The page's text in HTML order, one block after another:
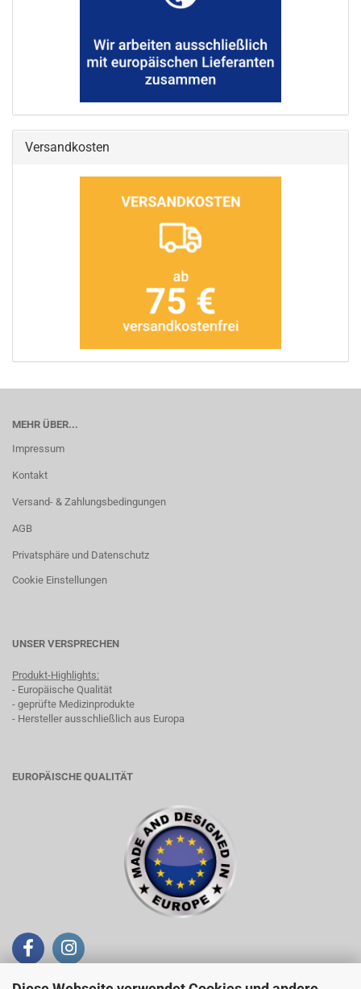
Versandkosten
MEHR ÜBER...
Impressum
Kontakt
Versand- & Zahlungsbedingungen
AGB
Privatsphäre und Datenschutz
Cookie Einstellungen
UNSER VERSPRECHEN
Produkt-Highlights:
- Europäische Qualität
- geprüfte Medizinprodukte
- Hersteller ausschließlich aus Europa
EUROPÄISCHE QUALITÄT